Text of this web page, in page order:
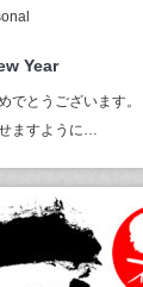
Year
でとうございます
ますように…